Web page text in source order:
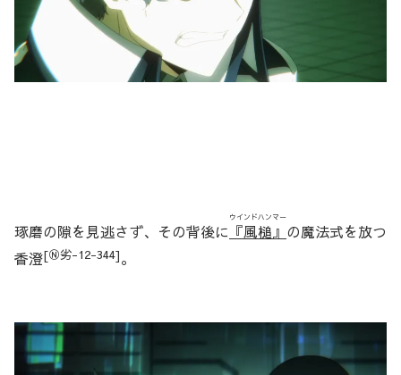
琢磨の隙を見逃さず、その背後に 『風槌』
ウインドハンマー
の魔法式を放つ
香澄[Ⓝ劣-12-344]。